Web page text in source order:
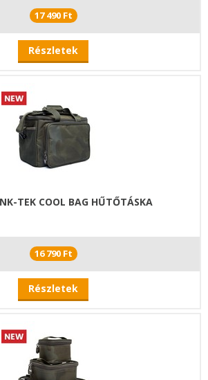
17 490 Ft
Részletek
TEK COOL BAG HŰTŐTÁSKA
16 790 Ft
Részletek